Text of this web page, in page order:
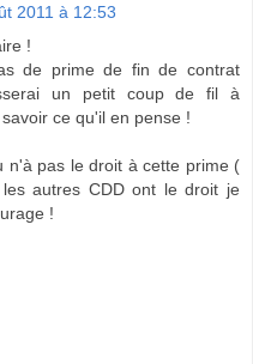
2011 à 12:53
!
de prime de fin de contrat
un petit coup de fil à
ce qu'il en pense !
n'à pas le droit à cette prime (
autres CDD ont le droit je
!